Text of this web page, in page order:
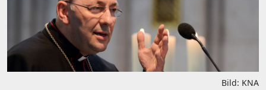
Bild: KNA